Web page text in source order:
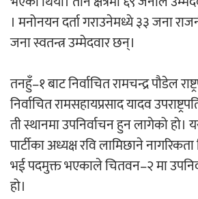
‘दुर्गा’ निर्माण गर्दै सम्राट
चलचित्र ‘माया भनेकै
सार्वजनिक
। मनोनयन दर्ता गराउनेमध्ये ३३ जना
जना स्वतन्त्र उम्मेदवार छन्।
तनहुँ–१ बाट निर्वाचित रामचन्द्र पौडेल
निर्वाचित रामसहायप्रसाद यादव
ती स्थानमा उपनिर्वाचन हुन लागेको हो।
पार्टीका अध्यक्ष रवि लामिछाने
भई पदमुक्त भएकाले चितवन–२ मा
हो।